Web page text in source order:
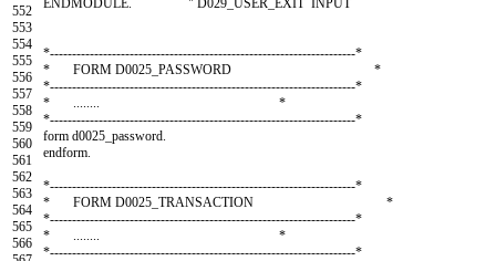
552
553
554
555
556
557
558
559
560
561
562
563
564
565
566
*---------------------------------------------------------------------*
* FORM D0025_PASSWORD *
*---------------------------------------------------------------------*
* ........ *
*---------------------------------------------------------------------*
form d0025 password
endform
*---------------------------------------------------------------------*
* FORM D0025_TRANSACTION *
*---------------------------------------------------------------------*
* ........ *
*---------------------------------------------------------------------*